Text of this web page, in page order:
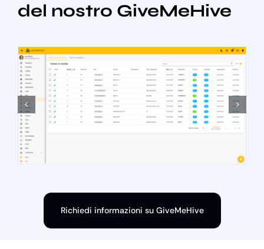
del nostro GiveMeHive
Richiedi informazioni su GiveMeHive